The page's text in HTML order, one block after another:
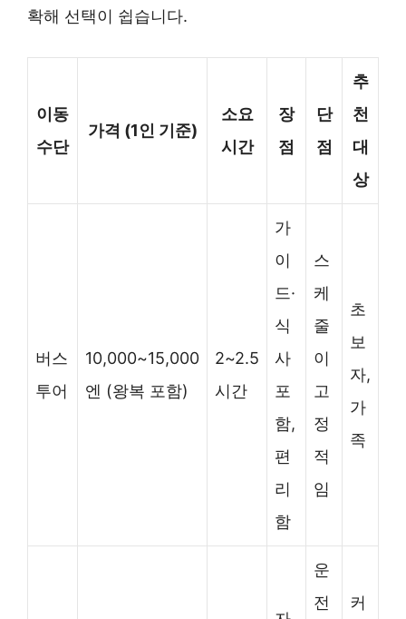
확해 선택이 쉽습니다.
이동
수단
가격 (1인 기준)
소요
시간
장
점
단
점
추
천
대
상
버스
투어
10,000~15,000
엔 (왕복 포함)
2~2.5
시간
가
이
드·
식
사
포
함,
편
리
함
스
케
줄
이
고
정
적
임
초
보
자,
가
족
운
전
커